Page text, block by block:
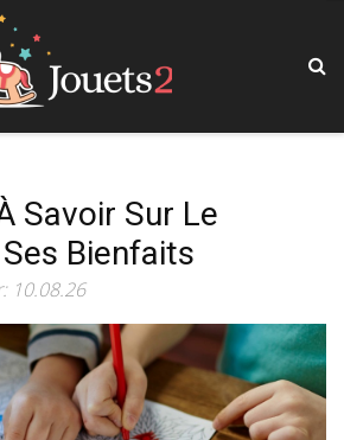
Savoir Sur Le
Bienfaits
10.08.26